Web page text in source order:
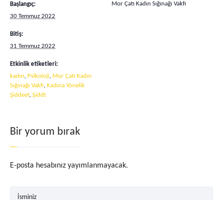
Başlangıç:
30 Temmuz 2022
Bitiş:
31 Temmuz 2022
Etkinlik etiketleri:
kadın, Psikoloji, Mor Çatı Kadın
Sığınağı Vakfı, Kadına Yönelik
Şiddeet, Şiddt
Mor Çatı Kadın Sığınağı Vakfı
Bir yorum bırak
E-posta hesabınız yayımlanmayacak.
İsminiz